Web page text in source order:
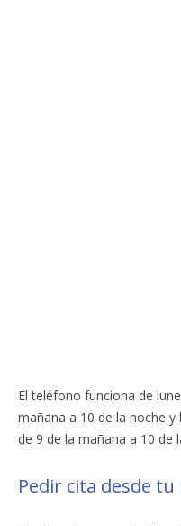
El teléfono funciona de
mañana a 10 de la noche
de 9 de la mañana a 10 de
Pedir cita desde tu